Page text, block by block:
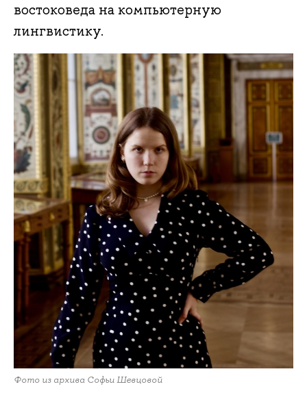
востоковеда на компьютерную
лингвистику.
Фото из архива Софьи Шевцовой